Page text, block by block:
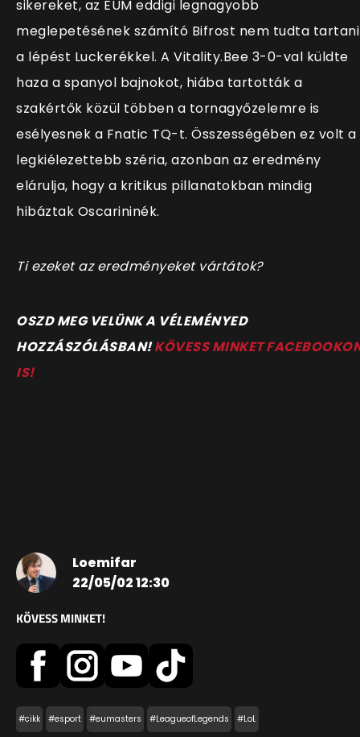
sikereket, az EUM eddigi legnagyobb
meglepetésének számító Bifrost nem tudta tartani
a lépést Luckerékkel. A Vitality.Bee 3-0-val küldte
haza a spanyol bajnokot, hiába tartották a
szakértők közül többen a tornagyőzelemre is
esélyesnek a Fnatic TQ-t. Összességében ez volt a
legkiélezettebb széria, azonban az eredmény
elárulja, hogy a kritikus pillanatokban mindig
hibáztak Oscarininék.
Ti ezeket az eredményeket vártátok?
OSZD MEG VELÜNK A VÉLEMÉNYED
HOZZÁSZÓLÁSBAN!KÖVESS MINKET
IS!
Loemifar
22/05/02 12:30
KÖVESS MINKET!
#cikk #esport #eumasters #LeagueofLegends #LoL